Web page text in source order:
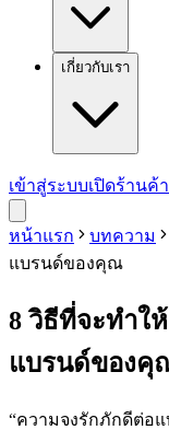
เกี่ยวกับเรา
เข้าสู่ระบบเปิดร้านค้
หน้าแรก บทความ
แบรนด์ของคุณ
8 วิธีที่จะทำใ
แบรนด์ของคุ
“ความจงรักภักดีต่อ